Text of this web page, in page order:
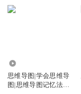
思维导图|学会思维导
图|思维导图记忆法|